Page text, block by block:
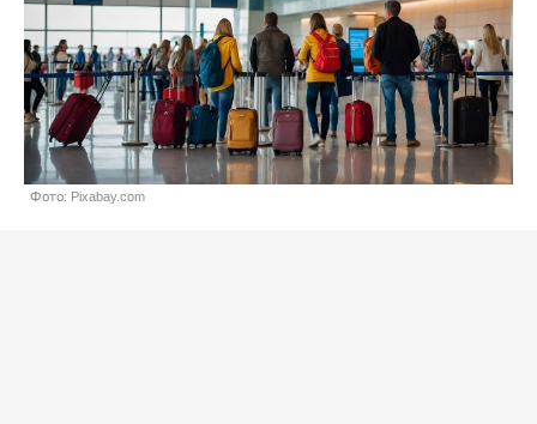
Фото: Pixabay.com